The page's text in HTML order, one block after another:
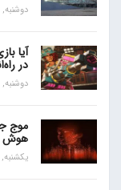
دوشنبه, 27 اسفند 1403, ساعت 18:07
آیا
در
دوشنبه, 20 اسفند 1403, ساعت 18:24
موج
هوش
یکشنبه, 5 اسفند 1403, ساعت 20:03